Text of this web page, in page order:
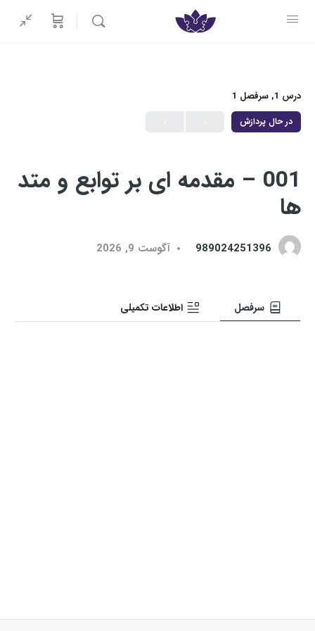
درس 1, سر‌فصل 1
در حال پردازش
001 – مقدمه ای بر توابع و متد
ها
989024251396 آگوست 9, 2026
سر‌فصل اطلاعات تکمیلی